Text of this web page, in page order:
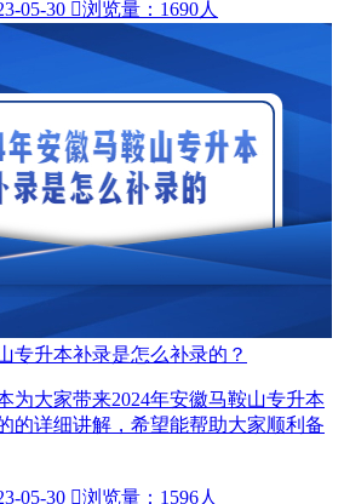
05-30 浏览量：1690人
专升本补录是怎么补录的？
为大家带来2024年安徽马鞍山专升本
的详细讲解，希望能帮助大家顺利备
05-30 浏览量：1596人